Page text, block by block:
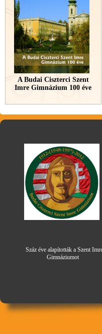
A Budai Ciszterci Szent
Imre Gimnázium 100 éve
Száz éve alapították a Szent
Gimnáziumot